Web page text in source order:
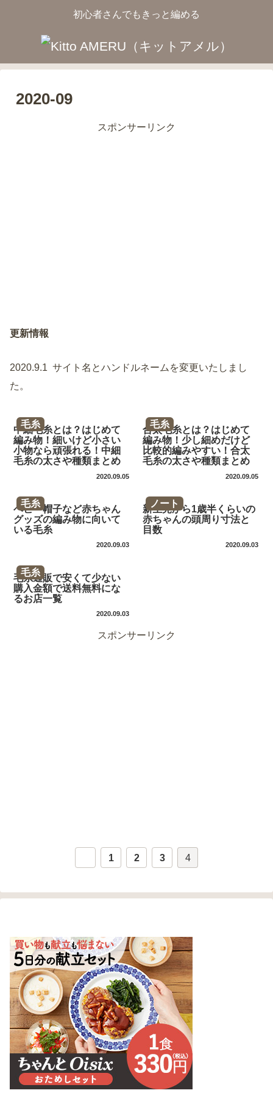
初心者さんでもきっと編める
2020-09
スポンサーリンク
更新情報
2020.9.1 サイト名とハンドルネームを変更いたしまし
た。
毛糸
中細毛糸とは？はじめて
編み物！細いけど小さい
小物なら頑張れる！中細
毛糸の太さや種類まとめ
2020.09.05
毛糸
合太毛糸とは？はじめて
編み物！少し細めだけど
比較的編みやすい！合太
毛糸の太さや種類まとめ
2020.09.05
毛糸
ベビー帽子など赤ちゃん
グッズの編み物に向いて
いる毛糸
2020.09.03
ノート
新生児から1歳半くらいの
赤ちゃんの頭周り寸法と
目数
2020.09.03
毛糸
毛糸通販で安くて少ない
購入金額で送料無料にな
るお店一覧
2020.09.03
スポンサーリンク
1 2 3 4